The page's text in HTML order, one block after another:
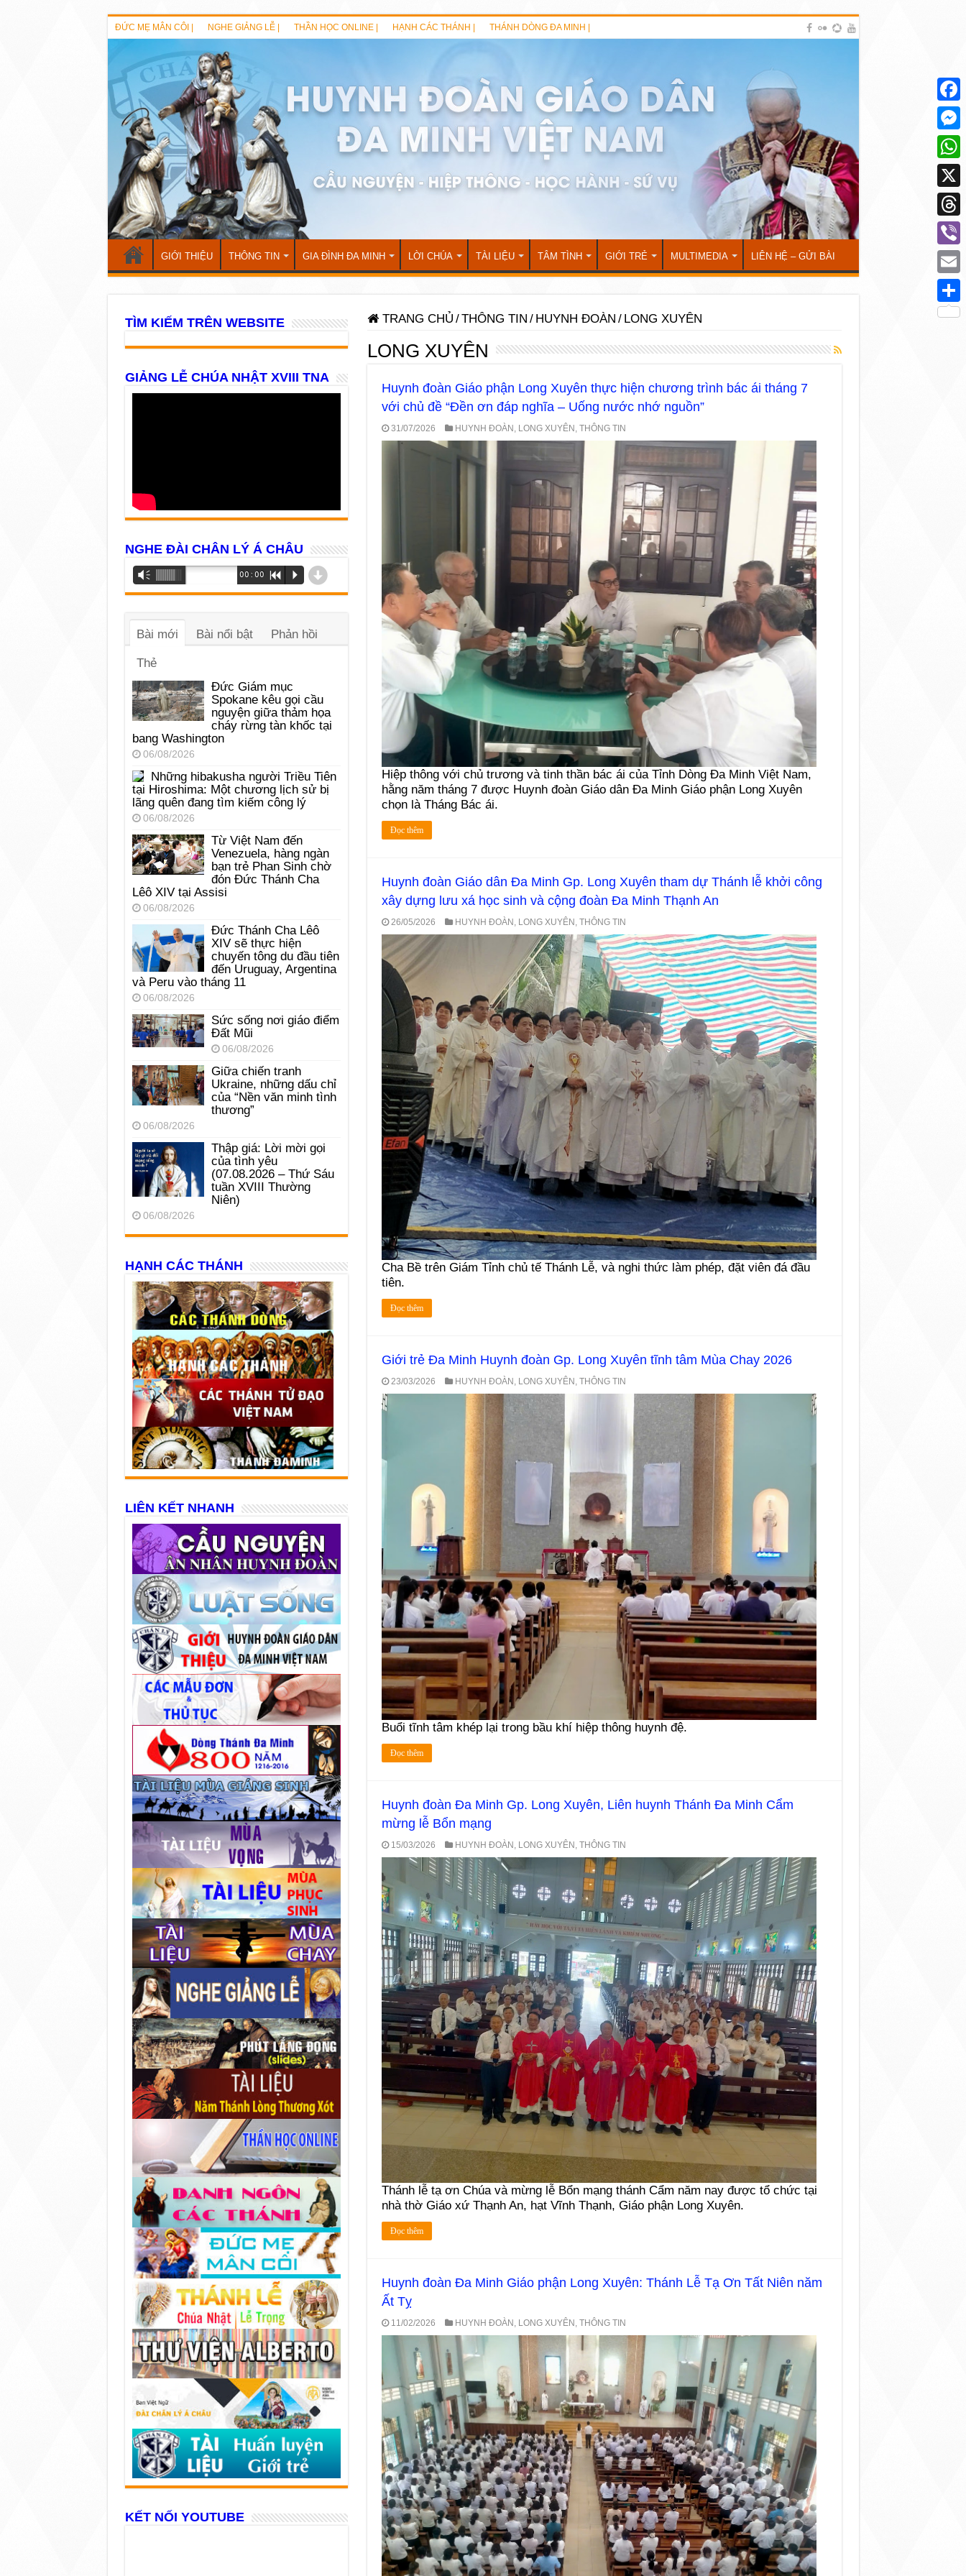
ĐỨC MẸ MÂN CÔI | NGHE GIẢNG LỄ | THẦN HỌC ONLINE | HẠNH CÁC THÁNH | THÁNH DÒNG ĐA MINH |
GIỚI THIỆU THÔNG TIN GIA ĐÌNH ĐA MINH LỜI CHÚA TÀI LIỆU TÂM TÌNH GIỚI TRẺ MULTIMEDIA LIÊN HỆ – GỬI BÀI
TRANG CHỦ /THÔNG TIN / HUYNH ĐOÀN / LONG XUYÊN
LONG XUYÊN
Huynh đoàn Giáo phận Long Xuyên thực hiện chương trình bác ái tháng 7
với chủ đề “Đền ơn đáp nghĩa – Uống nước nhớ nguồn”
31/07/2026 HUYNH ĐOÀN , LONG XUYÊN , THÔNG TIN
Hiệp thông với chủ trương và tinh thần bác ái của Tỉnh Dòng Đa Minh Việt Nam,
hằng năm tháng 7 được Huynh đoàn Giáo dân Đa Minh Giáo phận Long Xuyên
chọn là Tháng Bác ái.
Đọc thêm
Huynh đoàn Giáo dân Đa Minh Gp. Long Xuyên tham dự Thánh lễ khởi công
xây dựng lưu xá học sinh và cộng đoàn Đa Minh Thạnh An
26/05/2026 HUYNH ĐOÀN LONG XUYÊN THÔNG TIN
Cha Bề trên Giám Tỉnh chủ tế Thánh Lễ, và nghi thức làm phép, đặt viên đá đầu
tiên.
Đọc thêm
Giới trẻ Đa Minh Huynh đoàn Gp. Long Xuyên tĩnh tâm Mùa Chay 2026
23/03/2026 HUYNH ĐOÀN , LONG XUYÊN , THÔNG TIN
Buổi tĩnh tâm khép lại trong bầu khí hiệp thông huynh đệ.
Đọc thêm
Huynh đoàn Đa Minh Gp. Long Xuyên, Liên huynh Thánh Đa Minh Cẩm
mừng lễ Bổn mạng
15/03/2026 HUYNH ĐOÀN, LONG XUYÊN, THÔNG TIN
Thánh lễ tạ ơn Chúa và mừng lễ Bổn mạng thánh Cẩm năm nay được tổ chức tại
nhà thờ Giáo xứ Thạnh An, hạt Vĩnh Thạnh, Giáo phận Long Xuyên.
Đọc thêm
Huynh đoàn Đa Minh Giáo phận Long Xuyên: Thánh Lễ Tạ Ơn Tất Niên năm
Ất Tỵ
11/02/2026 HUYNH ĐOÀN , LONG XUYÊN , THÔNG TIN
TÌM KIẾM TRÊN WEBSITE
GIẢNG LỄ CHÚA NHẬT XVIII TNA
NGHE ĐÀI CHÂN LÝ Á CHÂU
Trình
phát
âm
Vm 00:00 R P d
Bài mới Bài nổi bật Phản hồi
Thẻ
Đức Giám mục
Spokane kêu gọi cầu
nguyện giữa thảm họa
cháy rừng tàn khốc tại
bang Washington
06/08/2026
Những hibakusha người Triều Tiên
tại Hiroshima: Một chương lịch sử bị
lãng quên đang tìm kiếm công lý
06/08/2026
Từ Việt Nam đến
Venezuela, hàng ngàn
bạn trẻ Phan Sinh chờ
đón Đức Thánh Cha
Lêô XIV tại Assisi
06/08/2026
Đức Thánh Cha Lêô
XIV sẽ thực hiện
chuyến tông du đầu tiên
đến Uruguay, Argentina
và Peru vào tháng 11
06/08/2026
Sức sống nơi giáo điểm
Đất Mũi
06/08/2026
Giữa chiến tranh
Ukraine, những dấu chỉ
của “Nền văn minh tình
thương”
06/08/2026
Thập giá: Lời mời gọi
của tình yêu
(07.08.2026 – Thứ Sáu
tuần XVIII Thường
Niên)
06/08/2026
HẠNH CÁC THÁNH
LIÊN KẾT NHANH
KẾT NỐI YOUTUBE
X
Viber